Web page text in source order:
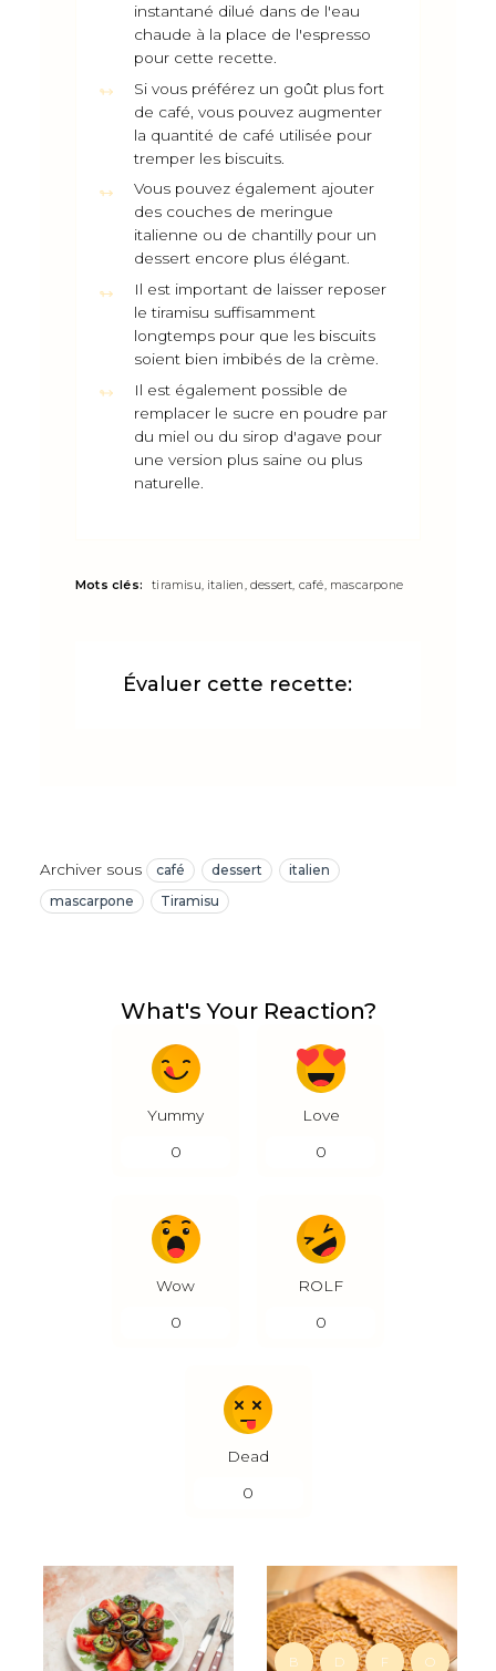
instantané dilué dans de l'eau
chaude à la place de l'espresso
pour cette recette.
Si vous préférez un goût plus fort
de café, vous pouvez augmenter
la quantité de café utilisée pour
tremper les biscuits.
Vous pouvez également ajouter
des couches de meringue
italienne ou de chantilly pour un
dessert encore plus élégant.
Il est important de laisser reposer
le tiramisu suffisamment
longtemps pour que les biscuits
soient bien imbibés de la crème.
Il est également possible de
remplacer le sucre en poudre par
du miel ou du sirop d'agave pour
une version plus saine ou plus
naturelle.
Mots clés: tiramisu, italien, dessert, café, mascarpone
Évaluer cette recette:
Archiver sous café dessert
italien
mascarpone
Tiramisu
What's Your Reaction?
Yummy
0
Love
0
Wow
0
ROLF
0
Dead
0
B D F O